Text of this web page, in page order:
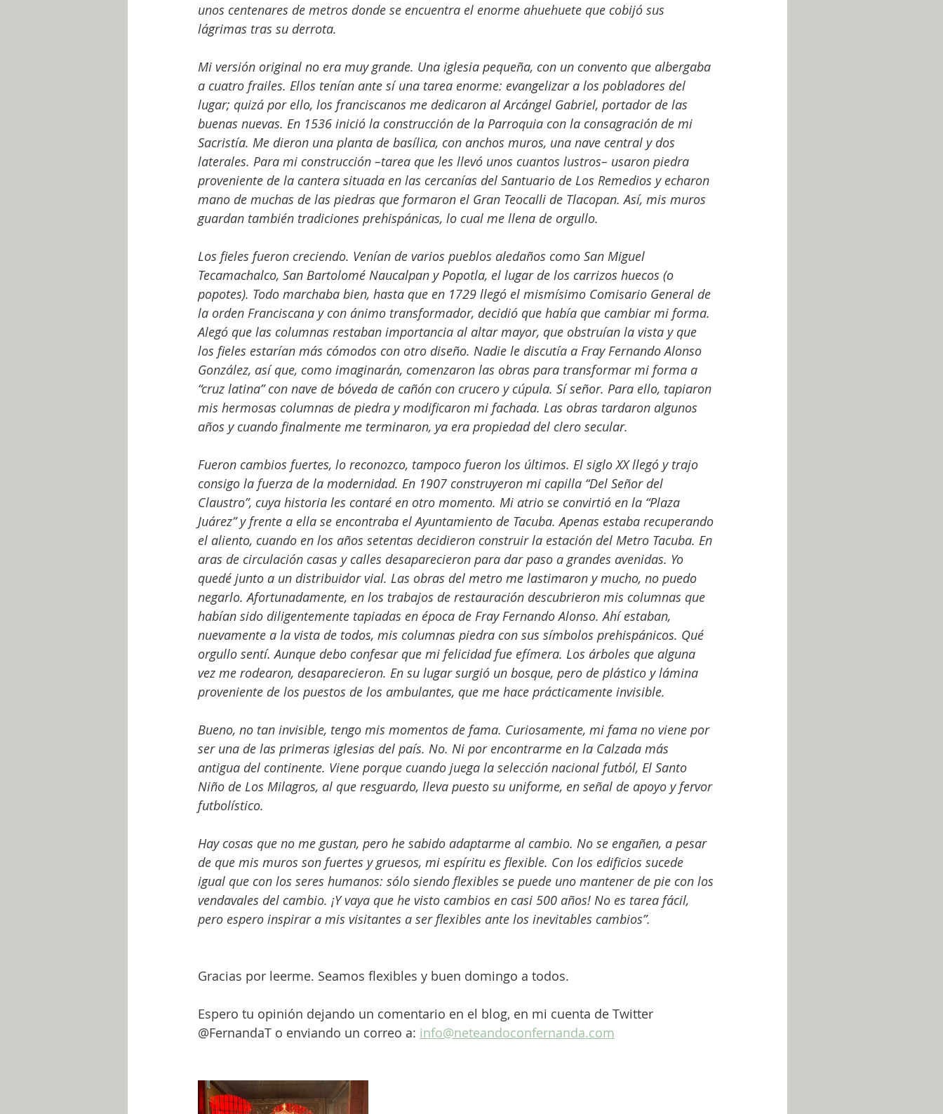
unos centenares de metros donde se encuentra el enorme ahuehuete que cobijó sus
lágrimas tras su derrota.
Mi versión original no era muy grande. Una iglesia pequeña, con un convento que albergaba
a cuatro frailes. Ellos tenían ante sí una tarea enorme: evangelizar a los pobladores del
lugar; quizá por ello, los franciscanos me dedicaron al Arcángel Gabriel, portador de las
buenas nuevas. En 1536 inició la construcción de la Parroquia con la consagración de mi
Sacristía. Me dieron una planta de basílica, con anchos muros, una nave central y dos
laterales. Para mi construcción –tarea que les llevó unos cuantos lustros– usaron piedra
proveniente de la cantera situada en las cercanías del Santuario de Los Remedios y echaron
mano de muchas de las piedras que formaron el Gran Teocalli de Tlacopan. Así, mis muros
guardan también tradiciones prehispánicas, lo cual me llena de orgullo.
Los fieles fueron creciendo. Venían de varios pueblos aledaños como San Miguel
Tecamachalco, San Bartolomé Naucalpan y Popotla, el lugar de los carrizos huecos (o
popotes). Todo marchaba bien, hasta que en 1729 llegó el mismísimo Comisario General de
la orden Franciscana y con ánimo transformador, decidió que había que cambiar mi forma.
Alegó que las columnas restaban importancia al altar mayor, que obstruían la vista y que
los fieles estarían más cómodos con otro diseño. Nadie le discutía a Fray Fernando Alonso
González, así que, como imaginarán, comenzaron las obras para transformar mi forma a
“cruz latina” con nave de bóveda de cañón con crucero y cúpula. Sí señor. Para ello, tapiaron
mis hermosas columnas de piedra y modificaron mi fachada. Las obras tardaron algunos
años y cuando finalmente me terminaron, ya era propiedad del clero secular.
Fueron cambios fuertes, lo reconozco, tampoco fueron los últimos. El siglo XX llegó y trajo
consigo la fuerza de la modernidad. En 1907 construyeron mi capilla “Del Señor del
Claustro”, cuya historia les contaré en otro momento. Mi atrio se convirtió en la “Plaza
Juárez” y frente a ella se encontraba el Ayuntamiento de Tacuba. Apenas estaba recuperando
el aliento, cuando en los años setentas decidieron construir la estación del Metro Tacuba. En
aras de circulación casas y calles desaparecieron para dar paso a grandes avenidas. Yo
quedé junto a un distribuidor vial. Las obras del metro me lastimaron y mucho, no puedo
negarlo. Afortunadamente, en los trabajos de restauración descubrieron mis columnas que
habían sido diligentemente tapiadas en época de Fray Fernando Alonso. Ahí estaban,
nuevamente a la vista de todos, mis columnas piedra con sus símbolos prehispánicos. Qué
orgullo sentí. Aunque debo confesar que mi felicidad fue efímera. Los árboles que alguna
vez me rodearon, desaparecieron. En su lugar surgió un bosque, pero de plástico y lámina
proveniente de los puestos de los ambulantes, que me hace prácticamente invisible.
Bueno, no tan invisible, tengo mis momentos de fama. Curiosamente, mi fama no viene por
ser una de las primeras iglesias del país. No. Ni por encontrarme en la Calzada más
antigua del continente. Viene porque cuando juega la selección nacional futból, El Santo
Niño de Los Milagros, al que resguardo, lleva puesto su uniforme, en señal de apoyo y fervor
futbolístico.
Hay cosas que no me gustan, pero he sabido adaptarme al cambio. No se engañen, a pesar
de que mis muros son fuertes y gruesos, mi espíritu es flexible. Con los edificios sucede
igual que con los seres humanos: sólo siendo flexibles se puede uno mantener de pie con los
vendavales del cambio. ¡Y vaya que he visto cambios en casi 500 años! No es tarea fácil,
pero espero inspirar a mis visitantes a ser flexibles ante los inevitables cambios”.
Gracias por leerme. Seamos flexibles y buen domingo a todos.
Espero tu opinión dejando un comentario en el blog, en mi cuenta de Twitter
@FernandaT o enviando un correo a: info@neteandoconfernanda.com